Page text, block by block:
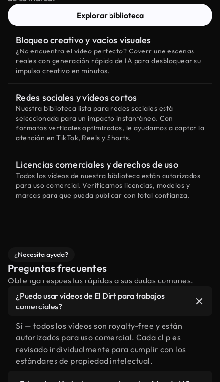
Explorar biblioteca
Bloqueo creativo y vacíos visuales
¿No encuentra el vídeo perfecto? Coverr une escenas
reales con generación rápida de IA para desbloquear su
impulso creativo en minutos.
Redes sociales y vídeos cortos
Nuestra biblioteca lista para redes sociales está
seleccionada para un impacto instantáneo. Con
formatos verticales optimizados, le ayudamos a captar la
atención en TikTok, Reels y Shorts.
Licencias comerciales y derechos de uso
Todos los vídeos de nuestra biblioteca están autorizados
para uso comercial. Verificamos licencias, modelos y
marcas para que pueda publicar con total confianza.
¿Necesita ayuda?
Preguntas frecuentes
Obtenga respuestas rápidas a sus dudas comunes.
¿Puedo usar vídeos de El Dirt para trabajos
comerciales?
Sí — todos los vídeos son royalty-free y están
autorizados para uso comercial. Cada clip es
revisado individualmente para cumplir con los
estándares de propiedad intelectual.